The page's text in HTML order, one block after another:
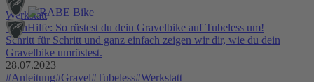
Werkstatt
TechHilfe: So rüstest du dein Gravelbike auf Tubeless um!
Schritt für Schritt und ganz einfach zeigen wir dir, wie du dein
Gravelbike umrüstest.
28.07.2023
#Anleitung#Gravel#Tubeless#Werkstatt